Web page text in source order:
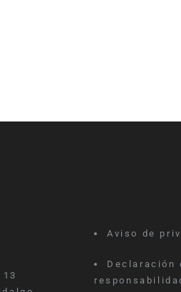
Aviso de
Declaración